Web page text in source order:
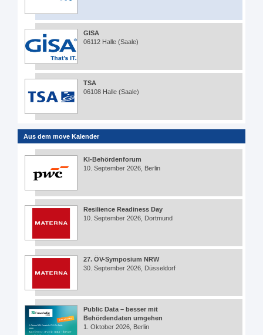
GISA
06112 Halle (Saale)
TSA
06108 Halle (Saale)
Aus dem move Kalender
KI-Behördenforum
10. September 2026, Berlin
Resilience Readiness Day
10. September 2026, Dortmund
27. ÖV-Symposium NRW
30. September 2026, Düsseldorf
Public Data – besser mit
Behördendaten umgehen
1. Oktober 2026, Berlin